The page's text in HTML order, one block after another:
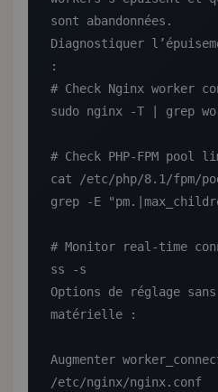
sont abandonnées.
Diagnostiquer
:
# Check Nginx worker
sudo nginx -T | grep
# Check PHP-FPM pool
cat /etc/php/8.1/fpm/
grep -E
# Monitor real-time
ss -s
Options de réglage
matérielle :
Augmenter
/etc/nginx/nginx.conf